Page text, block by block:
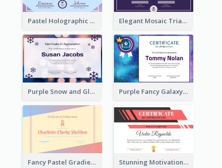
Pastel Holographic Certificate Of Appreciation Elegant Mosaic Triangular Certificate Design Template
Purple Snow and Glow Winter Certificate Purple Fancy Galaxy Certificate
Fancy Pastel Gradient Border Certificate Design Stunning Motivational Certificate Design Template